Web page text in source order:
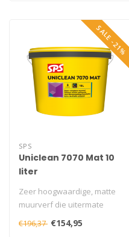
SALE -21%
SPS
Uniclean 7070 Mat 10
liter
Zeer hoogwaardige, matte
muurverf die uitermate
geschikt is voor muren die
langd..
€196,37 €154,95